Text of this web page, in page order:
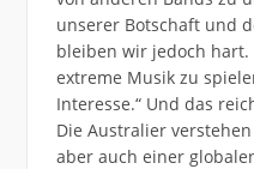
unserer Botschaft und
bleiben wir jedoch hart.
extreme Musik zu
Interesse.“ Und das
Die Australier
aber auch einer